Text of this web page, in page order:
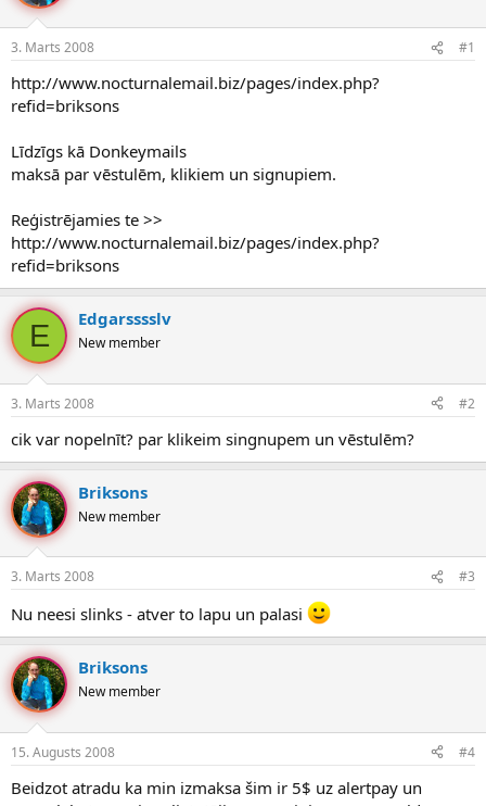
i
n
a
u
z
ā
c
s
a
u
m
3. Marts 2008 #1
http://www.nocturnalemail.biz/pages/index.php?
refid=briksons
Līdzīgs kā Donkeymails
maksā par vēstulēm, klikiem un signupiem.
Reģistrējamies te >>
http://www.nocturnalemail.biz/pages/index.php?
refid=briksons
E Edgarsssslv
New member
3. Marts 2008 #2
cik var nopelnīt? par klikeim singnupem un vēstulēm?
Briksons
New member
3. Marts 2008 #3
Nu neesi slinks - atver to lapu un palasi
Briksons
New member
15. Augusts 2008 #4
Beidzot atradu ka min izmaksa šim ir 5$ uz alertpay un